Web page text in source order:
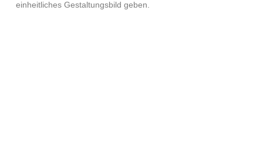
einheitliches Gestaltungsbild geben.